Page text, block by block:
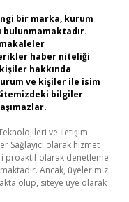
bir marka, kurum
bulunmamaktadır.
makaleler
haber niteliği
hakkında
ve kişiler ile isim
bilgiler
ve İletişim
Sağlayıcı olarak hizmet
proaktif olarak denetleme
Ancak, üyelerimiz
olup, siteye üye olarak